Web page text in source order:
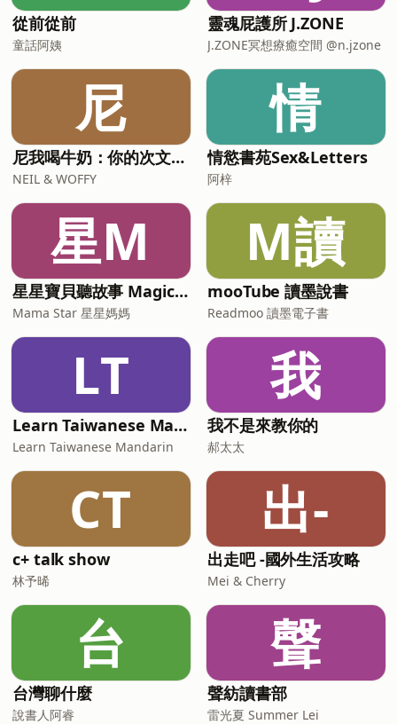
嚦咕新年財》，可說是2002年上映後，每
年家家戶戶在農曆新年期間必備的「背景
電影」。除了是劇情涉及麻將在過年時相
當應景，透過打麻將時好時壞的運氣，比
喻起起落落的人生，讓不少人相當有共
鳴。有
從前從前
童話阿姨
靈魂屁護所 J.ZONE
J.ZONE冥想療癒空間 @n.jzone
尼
尼我喝牛奶：你的次文化指南
NEIL & WOFFY
情
情慾書苑Sex&Letters
阿梓
星M
星星寶貝聽故事 Magic Chinese Stories for Kids
Mama Star 星星媽媽
M讀
mooTube 讀墨說書
Readmoo 讀墨電子書
LT
Learn Taiwanese Mandarin
Learn Taiwanese Mandarin
我
我不是來教你的
郝太太
CT
c+ talk show
林予晞
出-
出走吧 -國外生活攻略
Mei & Cherry
台
台灣聊什麼
說書人阿睿
聲
聲紡讀書部
雷光夏 Summer Lei